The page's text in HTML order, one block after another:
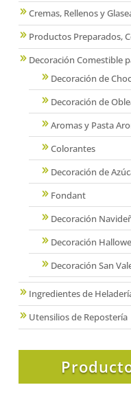
Cremas, Rellenos y
Productos Preparados,
Decoración Comestible
Decoración de
Decoración de
Aromas y Pasta
Colorantes
Decoración de
Fondant
Decoración
Decoración
Decoración San
Ingredientes de
Utensilios de Repostería